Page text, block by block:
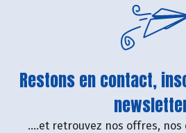
Restons en contact,
....et retrouvez nos offres, nos